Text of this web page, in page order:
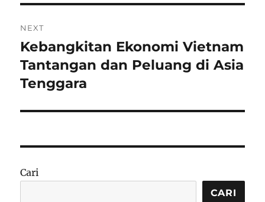
NEXT
Next
post:
Kebangkitan Ekonomi Vietnam
Tantangan dan Peluang di Asia
Tenggara
Cari
CARI